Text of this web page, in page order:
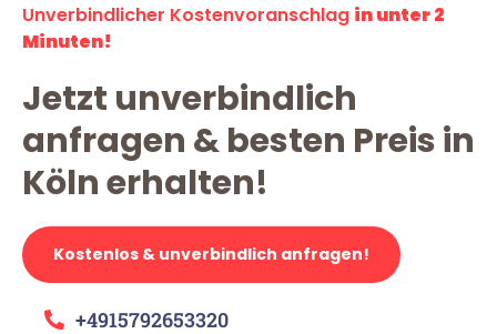
Unverbindlicher Kostenvoranschlag in unter 2
Minuten!
Jetzt unverbindlich
anfragen & besten Preis in
Köln erhalten!
Kostenlos & unverbindlich anfragen!
+4915792653320